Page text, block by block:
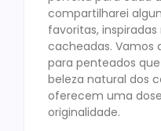
compartilharei
favoritas,
cacheadas. Vamos
para penteados
beleza natural dos
oferecem uma
originalidade.